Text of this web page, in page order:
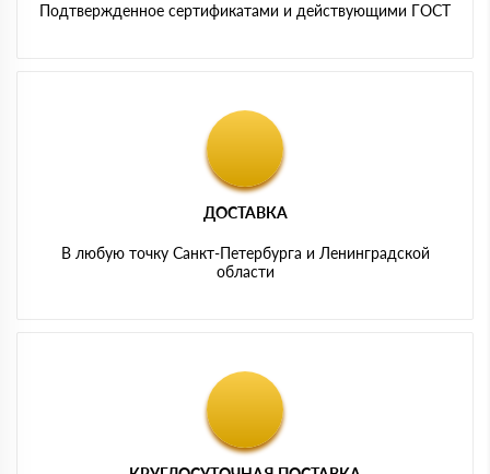
Подтвержденное сертификатами и действующими ГОСТ
ДОСТАВКА
В любую точку Санкт-Петербурга и Ленинградской
области